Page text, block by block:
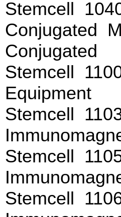
Stemcell
Conjugated
Conjugated
Stemcell
Equipment
Stemcell
Stemcell
Stemcell